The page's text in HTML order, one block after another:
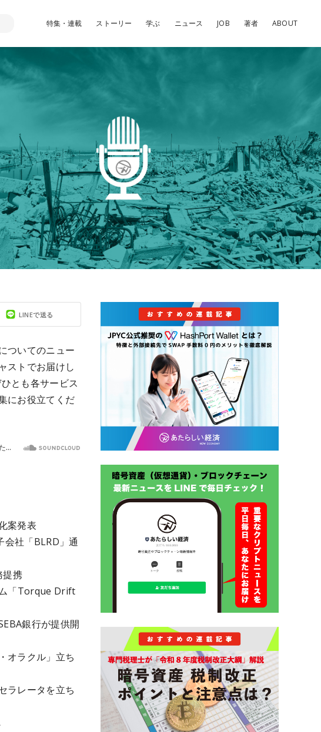
特集・連載 ストーリー 学ぶ ニュース JOB 著者 ABOUT
LINEで送る
ついてのニュー
ストでお届けし
とも各サービス
にお役立てくだ
案発表
会社「BLRD」通
提携
ム「Torque Drift
銀行が提供開
オラクル」立ち
ラレータを立ち